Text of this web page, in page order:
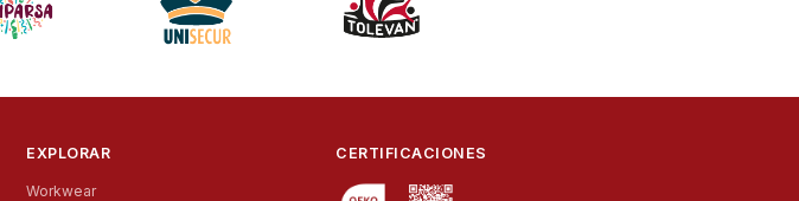
EXPLORAR
Workwear
CERTIFICACIONES